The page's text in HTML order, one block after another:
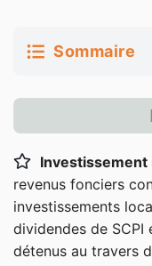
Sommaire
Qu’est-ce que
Qui est concerné
Le régime micro-
Investissement
revenus fonciers
investissements
dividendes de
détenus au travers